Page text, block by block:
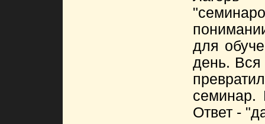
для
день. Вся
семинар.
Ответ -